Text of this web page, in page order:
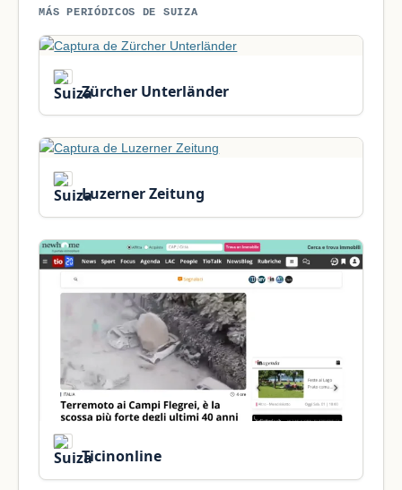
MÁS PERIÓDICOS DE SUIZA
Zürcher Unterländer
Luzerner Zeitung
Ticinonline